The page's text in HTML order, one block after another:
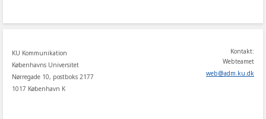
KU Kommunikation
Københavns Universitet
Nørregade 10, postboks 2177
1017 København K
Kontakt:
Webteamet
web@adm.ku.dk